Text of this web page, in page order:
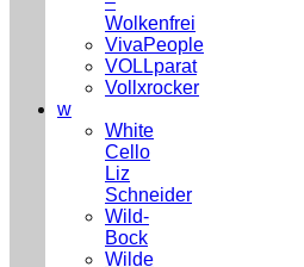
Wolkenfrei
VivaPeople
VOLLparat
Vollxrocker
w
White
Cello
Liz
Schneider
Wild-
Bock
Wilde